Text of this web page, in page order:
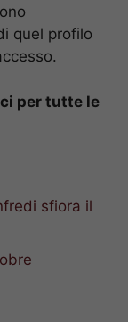
quel profilo
per tutte le
sfiora il